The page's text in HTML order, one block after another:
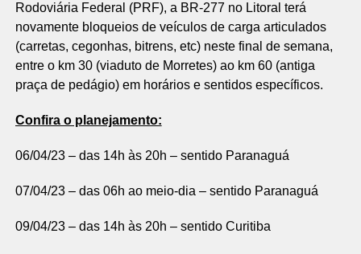
Rodoviária Federal (PRF), a BR-277 no Litoral terá
novamente bloqueios de veículos de carga articulados
(carretas, cegonhas, bitrens, etc) neste final de semana,
entre o km 30 (viaduto de Morretes) ao km 60 (antiga
praça de pedágio) em horários e sentidos específicos.
Confira o planejamento:
06/04/23 – das 14h às 20h – sentido Paranaguá
07/04/23 – das 06h ao meio-dia – sentido Paranaguá
09/04/23 – das 14h às 20h – sentido Curitiba